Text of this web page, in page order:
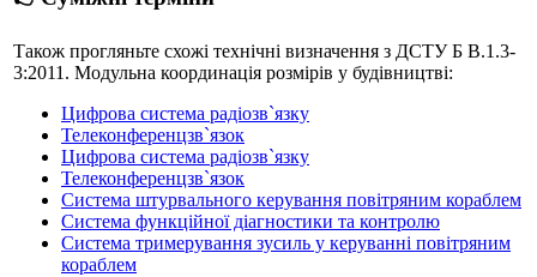
Також прогляньте схожі технічні визначення з ДСТУ Б В.1.3-
3:2011. Модульна координація розмірів у будівництві:
Цифрова система радіозв`язку
Телеконференцзв`язок
Цифрова система радіозв`язку
Телеконференцзв`язок
Система штурвального керування повітряним кораблем
Система функційної діагностики та контролю
Система тримерування зусиль у керуванні повітряним
кораблем